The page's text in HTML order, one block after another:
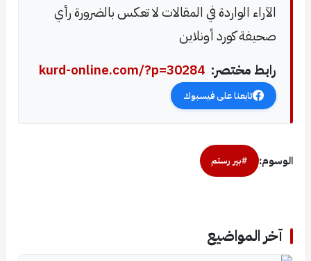
الآراء الواردة في المقالات لا تعكس بالضرورة رأي
صحيفة كورد أونلاين
رابط مختصر: kurd-online.com/?p=30284
تابعنا على فيسبوك
الوسوم: #بير رستم
آخر المواضيع